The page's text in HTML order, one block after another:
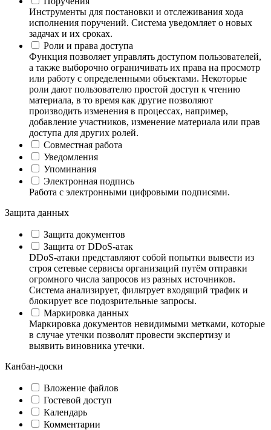
Инструменты для постановки и отслеживания хода
исполнения поручений. Система уведомляет о новых
задачах и их сроках.
Роли и права доступа
Функция позволяет управлять доступом пользователей,
а также выборочно ограничивать их права на просмотр
или работу с определенными объектами. Некоторые
роли дают пользователю простой доступ к чтению
материала, в то время как другие позволяют
производить изменения в процессах, например,
добавление участников, изменение материала или прав
доступа для других ролей.
Совместная работа
Уведомления
Упоминания
Электронная подпись
Работа с электронными цифровыми подписями.
Защита данных
Защита документов
Защита от DDoS-атак
DDoS-атаки представляют собой попытки вывести из
строя сетевые сервисы организаций путём отправки
огромного числа запросов из разных источников.
Система анализирует, фильтрует входящий трафик и
блокирует все подозрительные запросы.
Маркировка данных
Маркировка документов невидимыми метками, которые
в случае утечки позволят провести экспертизу и
выявить виновника утечки.
Канбан-доски
Вложение файлов
Гостевой доступ
Календарь
Комментарии